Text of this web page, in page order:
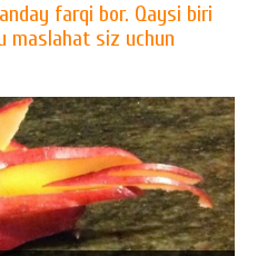
farqi bor. Qaysi biri
maslahat siz uchun